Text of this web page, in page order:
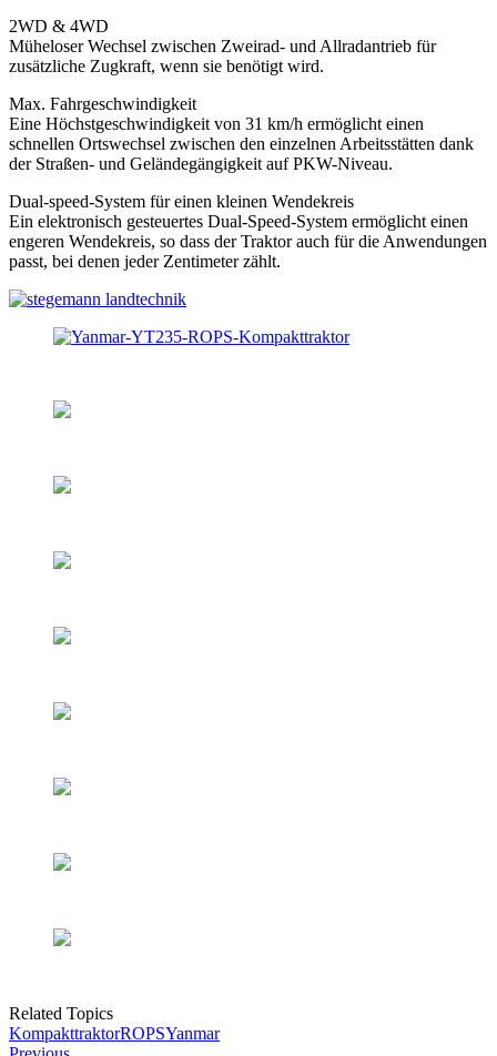
2WD & 4WD
Müheloser Wechsel zwischen Zweirad- und Allradantrieb für
zusätzliche Zugkraft, wenn sie benötigt wird.
Max. Fahrgeschwindigkeit
Eine Höchstgeschwindigkeit von 31 km/h ermöglicht einen
schnellen Ortswechsel zwischen den einzelnen Arbeitsstätten dank
der Straßen- und Geländegängigkeit auf PKW-Niveau.
Dual-speed-System für einen kleinen Wendekreis
Ein elektronisch gesteuertes Dual-Speed-System ermöglicht einen
engeren Wendekreis, so dass der Traktor auch für die Anwendungen
passt, bei denen jeder Zentimeter zählt.
Related Topics
KompakttraktorROPSYanmar